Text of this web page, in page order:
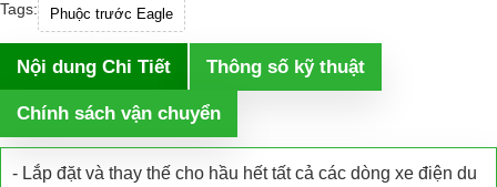
Tags: Phuộc trước Eagle
Nội dung Chi Tiết Thông số kỹ thuật
Chính sách vận chuyển
- Lắp đặt và thay thế cho hầu hết tất cả các dòng xe điện du